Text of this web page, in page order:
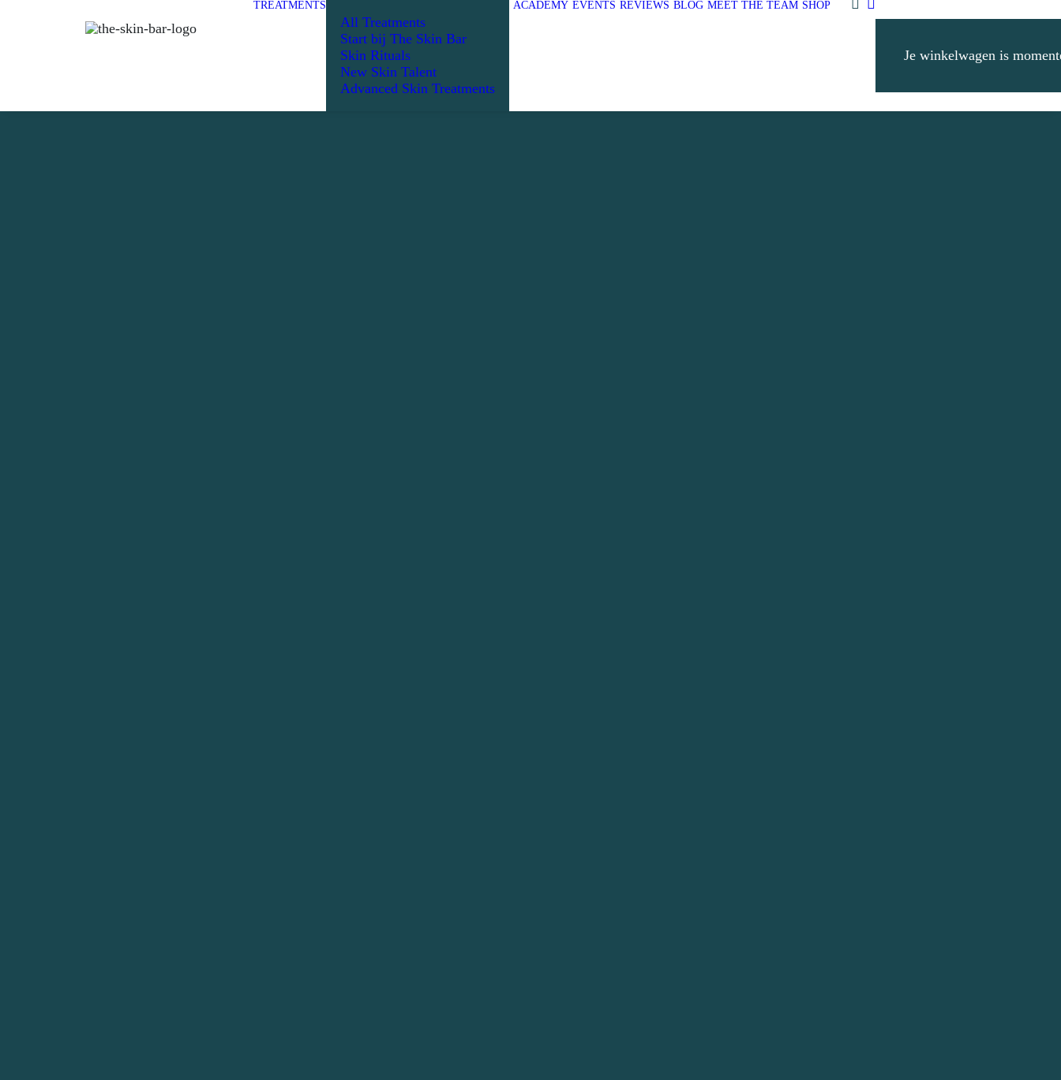
TREATMENTS
All Treatments
Start bij The Skin Bar
Skin Rituals
New Skin Talent
Advanced Skin Treatments
ACADEMY EVENTS REVIEWS BLOG MEET THE TEAM SHOP
Je winkelwagen is